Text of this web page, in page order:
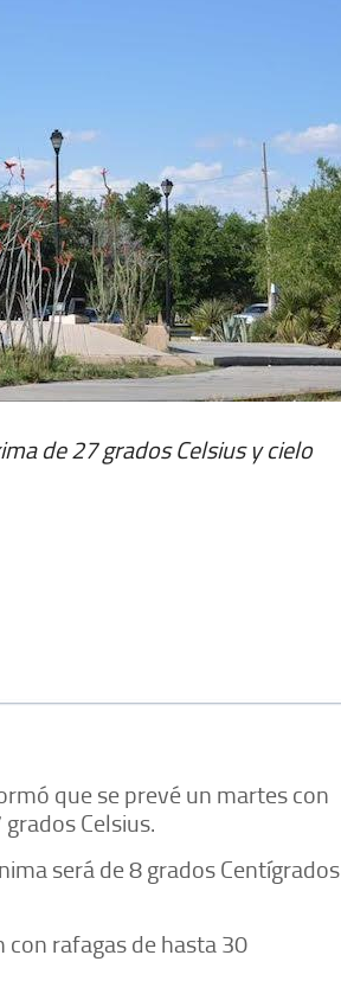
de 27 grados Celsius y cielo
que se prevé un martes con
Celsius.
será de 8 grados Centígrados
rafagas de hasta 30